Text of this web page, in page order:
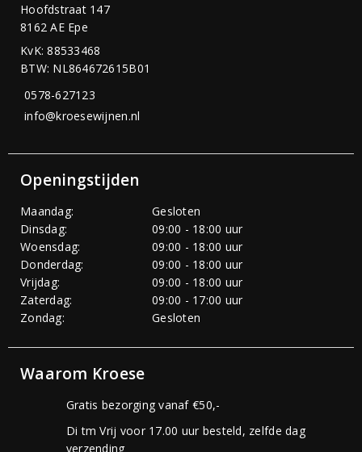
Hoofdstraat 147
8162 AE Epe
KvK: 88533468
BTW: NL864672615B01
0578-627123
info@kroesewijnen.nl
Openingstijden
Maandag:
Gesloten
Dinsdag:
09:00 - 18:00 uur
Woensdag:
09:00 - 18:00 uur
Donderdag:
09:00 - 18:00 uur
Vrijdag:
09:00 - 18:00 uur
Zaterdag:
09:00 - 17:00 uur
Zondag:
Gesloten
Waarom Kroese
Gratis bezorging vanaf €50,-
Di tm Vrij voor 17.00 uur besteld, zelfde dag
verzending